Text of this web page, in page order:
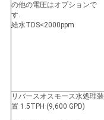
の他の電圧はオプションで
す.
給水TDS<2000ppm
リバースオスモース水処理装
置 1.5TPH (9,600 GPD)